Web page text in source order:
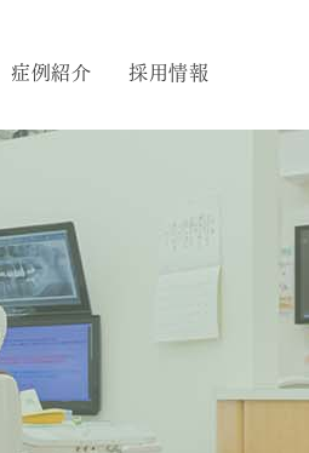
症例紹介 採用情報